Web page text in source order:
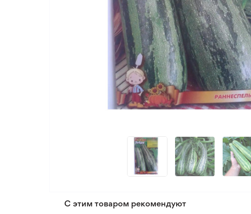
С этим товаром рекомендуют